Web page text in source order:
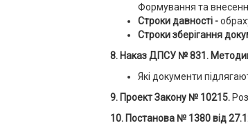
Формування та
Строки давності -
Строки зберігання
8. Наказ ДПСУ № 831.
Які документи
9. Проект Закону № 10215.
10. Постанова № 1380 від